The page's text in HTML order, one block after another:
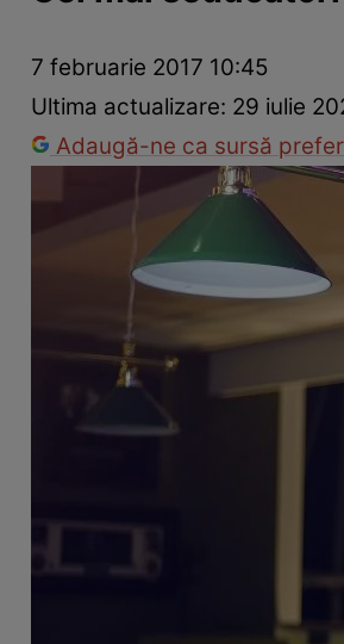
Dragoste și SexEvenimente
7 februarie 2017 10:45
Ultima actualizare: 29 iulie
Adaugă-ne ca sursă